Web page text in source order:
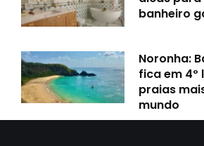
banheiro
Noronha:
fica em 4º
praias
mundo